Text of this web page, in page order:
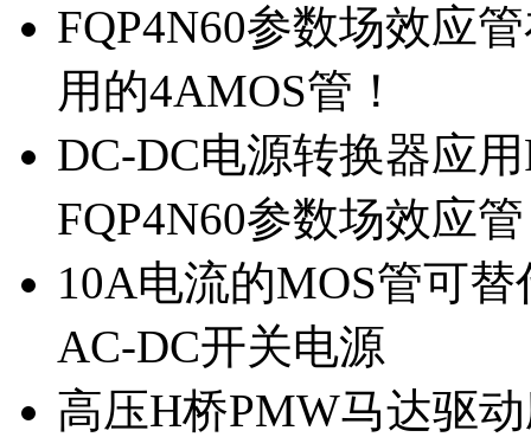
FQP4N60参数场效应
用的4AMOS管！
DC-DC电源转换器应
FQP4N60参数场效应
10A电流的MOS管可
AC-DC开关电源
高压H桥PMW马达驱